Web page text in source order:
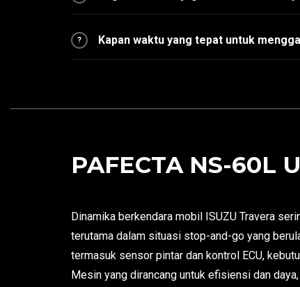
? Kapan waktu yang tepat untuk
PAFECTA NS-60L
Dinamika berkendara mobil ISUZU Travera
terutama dalam situasi stop-and-go yang
termasuk sensor pintar dan kontrol ECU,
Mesin yang dirancang untuk efisiensi dan